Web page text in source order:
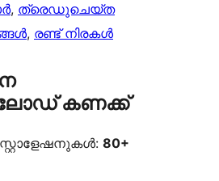
, ത്രെഡുചെയ്‌ത
, രണ്ട് നിരകൾ
കണക്ക്
80+